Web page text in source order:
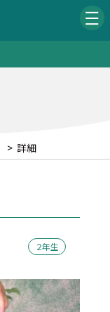
> 詳細
２年生